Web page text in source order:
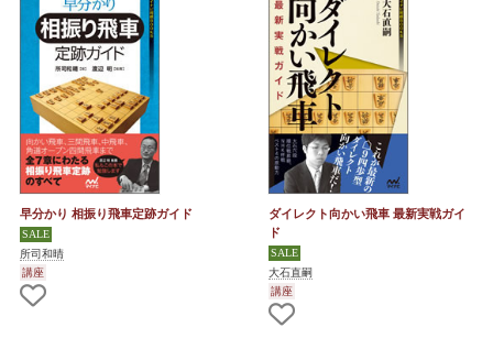
早分かり 相振り飛車定跡ガイド
所司和晴
講座
ダイレクト向かい飛車 最新実戦ガイ
ド
大石直嗣
講座